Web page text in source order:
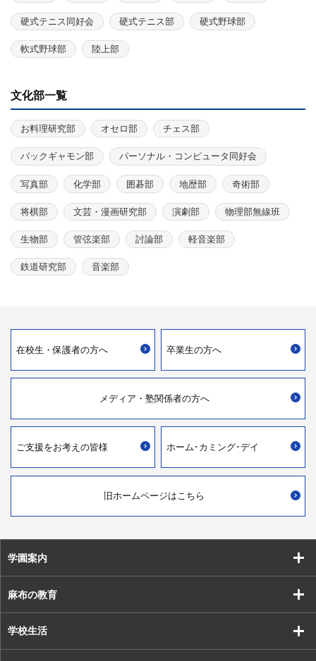
硬式テニス同好会 硬式テニス部 硬式野球部
軟式野球部 陸上部
文化部一覧
お料理研究部 オセロ部 チェス部
バックギャモン部 パーソナル・コンピュータ同好会
写真部 化学部 囲碁部 地歴部 奇術部
将棋部 文芸・漫画研究部 演劇部 物理部無線班
生物部 管弦楽部 討論部 軽音楽部
鉄道研究部 音楽部
在校生・保護者の方へ 卒業生の方へ
メディア・ 塾関係者の方へ
ご支援をお考えの皆様 ホーム･カミング･デイ
旧ホームページはこちら
学園案内
麻布の教育
学校生活